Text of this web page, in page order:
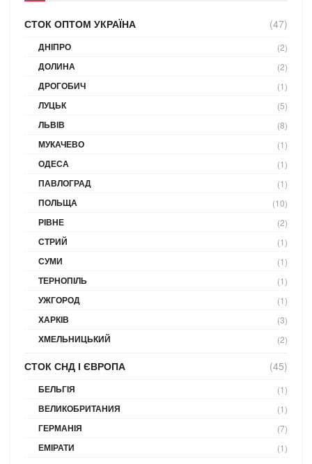
СТОК ОПТОМ УКРАЇНА (47)
ДНІПРО (2)
ДОЛИНА (2)
ДРОГОБИЧ (1)
ЛУЦЬК (5)
ЛЬВІВ (8)
МУКАЧЕВО (1)
ОДЕСА (1)
ПАВЛОГРАД (1)
ПОЛЬЩА (10)
РІВНЕ (2)
СТРИЙ (1)
СУМИ (1)
ТЕРНОПІЛЬ (1)
УЖГОРОД (1)
ХАРКІВ (3)
ХМЕЛЬНИЦЬКИЙ (2)
СТОК СНД І ЄВРОПА (45)
БЕЛЬГІЯ (1)
ВЕЛИКОБРИТАНИЯ (1)
ГЕРМАНІЯ (7)
ЕМІРАТИ (1)